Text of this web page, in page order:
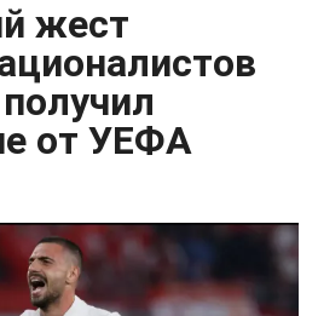
жест
от УЕФА